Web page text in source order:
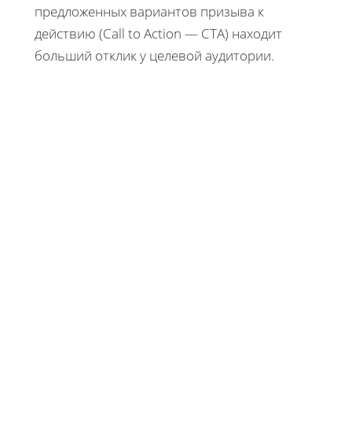
предложенных вариантов призыва к
действию (Call to Action — CTA) находит
больший отклик у целевой аудитории.